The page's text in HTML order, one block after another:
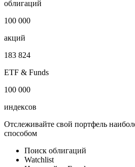
облигаций
100 000
акций
183 824
ETF & Funds
100 000
индексов
Отслеживайте свой портфель
способом
Поиск облигаций
Watchlist